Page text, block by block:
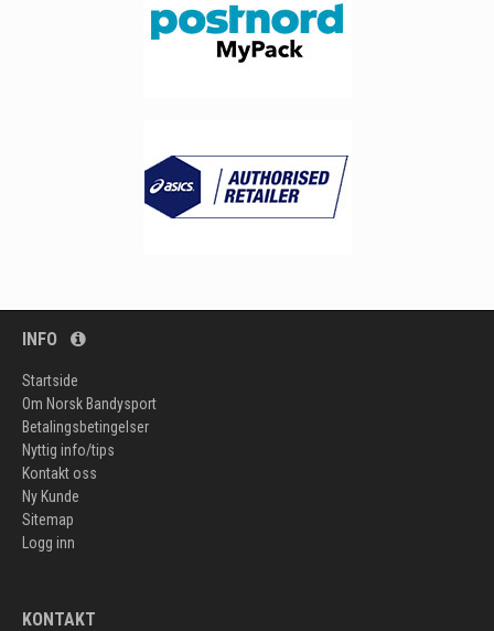
INFO
Startside
Om Norsk Bandysport
Betalingsbetingelser
Nyttig info/tips
Kontakt oss
Ny Kunde
Sitemap
Logg inn
KONTAKT